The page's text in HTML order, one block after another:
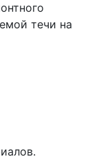
течи на